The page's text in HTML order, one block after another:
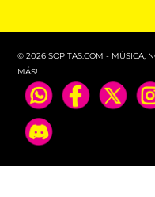
© 2026 SOPITAS.COM - MÚSICA,
MÁS!.